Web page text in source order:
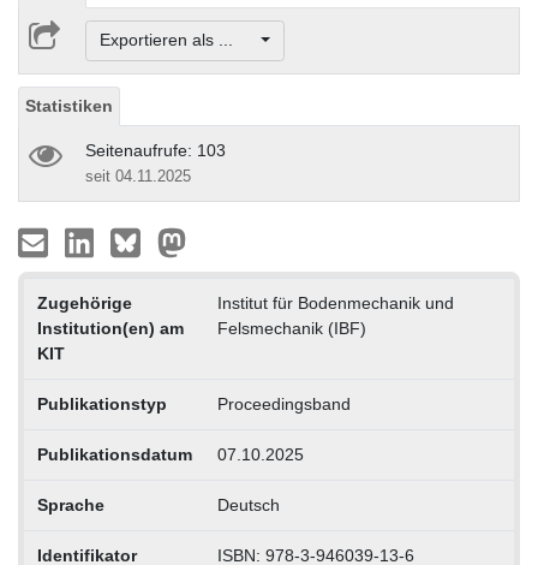
Exportieren als ...
Statistiken
Seitenaufrufe: 103
seit 04.11.2025
Zugehörige
Institution(en) am
KIT
Institut für Bodenmechanik und
Felsmechanik (IBF)
Publikationstyp Proceedingsband
Publikationsdatum 07.10.2025
Sprache Deutsch
Identifikator ISBN: 978-3-946039-13-6